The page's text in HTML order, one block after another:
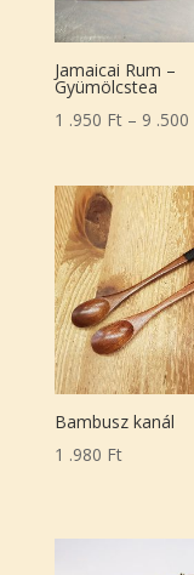
Jamaicai Rum –
Gyümölcstea
1 .950 Ft – 9 .500
Bambusz kanál
1 .980 Ft